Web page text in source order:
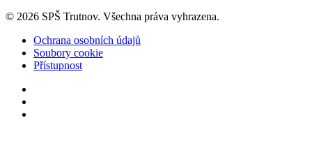
© 2026 SPŠ Trutnov. Všechna práva vyhrazena.
Ochrana osobních údajů
Soubory cookie
Přístupnost